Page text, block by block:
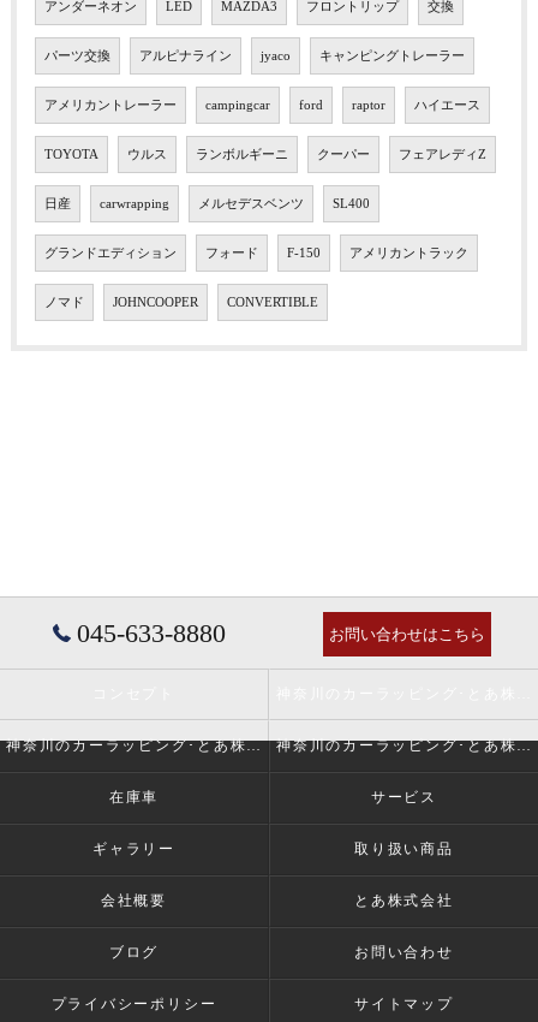
アンダーネオン LED MAZDA3 フロントリップ 交換
パーツ交換 アルピナライン jyaco キャンピングトレーラー
アメリカントレーラー campingcar ford raptor ハイエース
TOYOTA ウルス ランボルギーニ クーパー フェアレディZ
日産 carwrapping メルセデスベンツ SL400
グランドエディション フォード F-150 アメリカントラック
ノマド JOHNCOOPER CONVERTIBLE
045-633-8880 お問い合わせはこちら
神奈川のカーラッピング･とあ株式会社の評判 神奈川のカーラッピング･とあ株式会社のお客様の声
在庫車 サービス
ギャラリー 取り扱い商品
会社概要 とあ株式会社
ブログ お問い合わせ
プライバシーポリシー サイトマップ